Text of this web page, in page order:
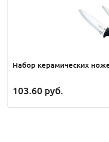
Набор керамических
103.60 руб.